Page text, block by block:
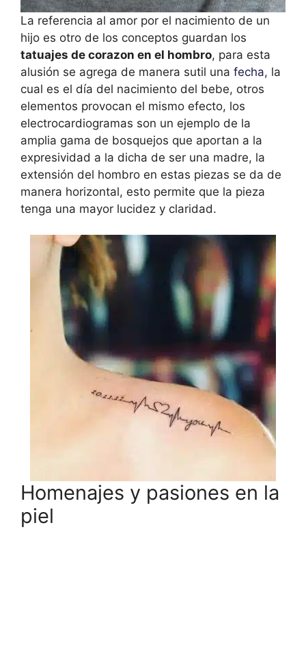
La referencia al amor por el nacimiento de un
hijo es otro de los conceptos guardan los
tatuajes de corazon en el hombro, para esta
alusión se agrega de manera sutil una fecha, la
cual es el día del nacimiento del bebe, otros
elementos provocan el mismo efecto, los
electrocardiogramas son un ejemplo de la
amplia gama de bosquejos que aportan a la
expresividad a la dicha de ser una madre, la
extensión del hombro en estas piezas se da de
manera horizontal, esto permite que la pieza
tenga una mayor lucidez y claridad.
Homenajes y pasiones en la
piel